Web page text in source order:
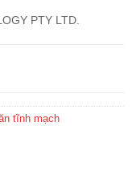
PTY LTD.
tĩnh mạch